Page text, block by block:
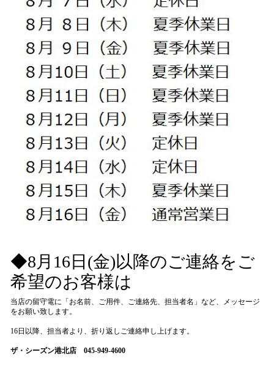
◆8月16日(金)以降のご連絡をご
希望のお客様は
当店の留守電に「お名前、ご用件、ご連絡先、担当者名」など、メッセージ
をお願い致します。
16日以降、担当者より、折り返しご連絡申し上げます。
ザ・シーズン港北店 045-949-4600